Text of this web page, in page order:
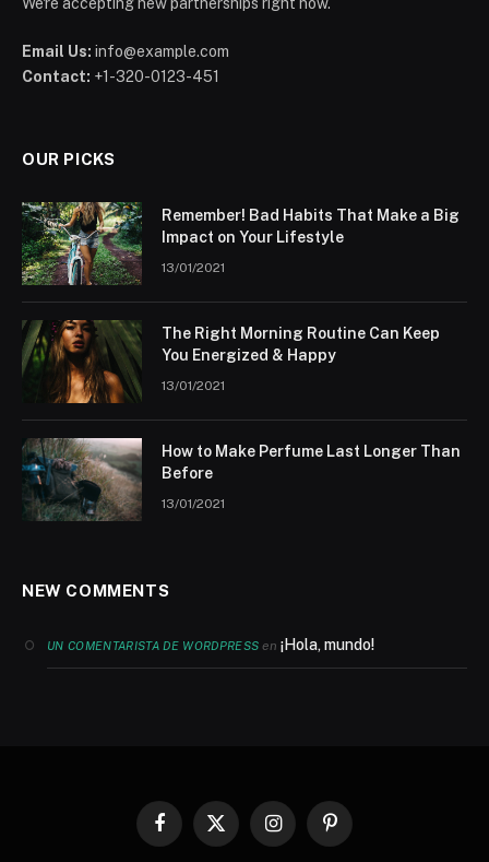
Email Us: info@example.com
Contact: +1-320-0123-451
OUR PICKS
Remember! Bad Habits That Make a Big
Impact on Your Lifestyle
13/01/2021
The Right Morning Routine Can Keep
You Energized & Happy
13/01/2021
How to Make Perfume Last Longer Than
Before
13/01/2021
NEW COMMENTS
UN COMENTARISTA DE WORDPRESS en¡Hola, mundo!
Facebook
X
InstagramPinterest